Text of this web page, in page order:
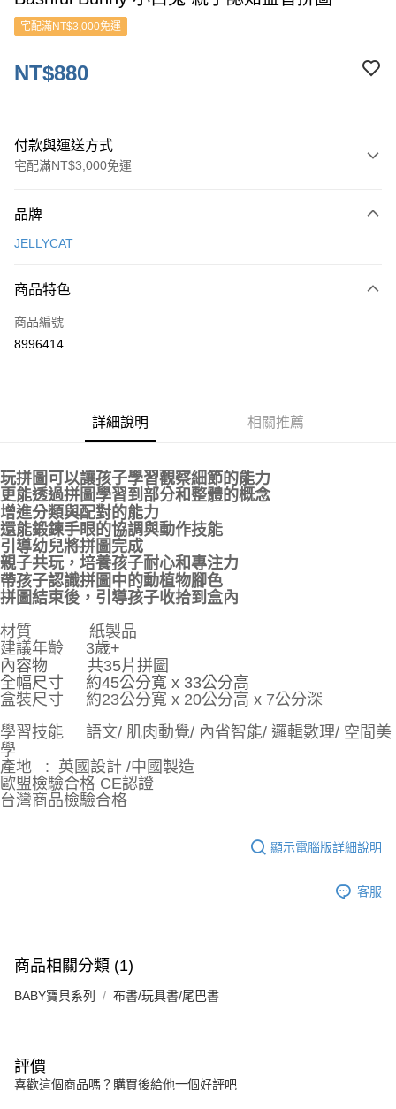
宅配滿NT$3,000免運
NT$880
付款與運送方式
宅配滿NT$3,000免運
信用卡一次付款
運送方式
付款後全家取貨
每筆NT$130，滿NT$3,000(含以上)免運費
宅配 (離島)
每筆NT$280
品牌
JELLYCAT
商品特色
商品編號
8996414
詳細說明 相關推薦
玩拼圖可以讓孩子學習觀察細節的能力
更能透過拼圖學習到部分和整體的概念
增進分類與配對的能力
還能鍛鍊手眼的協調與動作技能
引導幼兒將拼圖完成
親子共玩，培養孩子耐心和專注力
帶孩子認識拼圖中的動植物腳色
拼圖結束後，引導孩子收拾到盒內
材質 紙製品
建議年齡 3歲+
內容物 共35片拼圖
全幅尺寸 約45公分寬 x 33公分高
盒裝尺寸 約23公分寬 x 20公分高 x 7公分深
學習技能 語文/ 肌肉動覺/ 內省智能/ 邏輯數理/ 空間美
學
產地 : 英國設計 /中國製造
歐盟檢驗合格 CE認證
台灣商品檢驗合格
顯示電腦版詳細說明
客服
商品相關分類 (1)
BABY寶貝系列 布書/玩具書/尾巴書
評價
喜歡這個商品嗎？購買後給他一個好評吧